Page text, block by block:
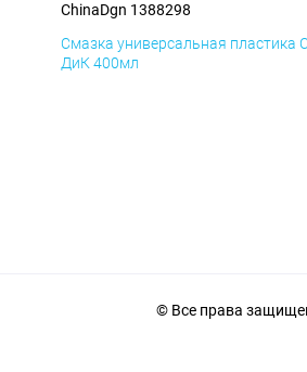
ChinaDgn 1388298
Смазка универсальная пластика
ДиК 400мл
© Все права